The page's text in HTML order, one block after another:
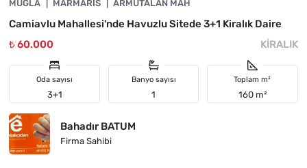
ÖNE ÇIKAN
MUĞLA MARMARIS ARMUTALAN MAH
Camiavlu Mahallesi'nde Havuzlu Sitede 3+1 Kiralık Daire
₺ 60.000
KIRALIK
Oda sayısı
3+1
Banyo sayısı
1
Toplam m²
160 m²
Bahadır BATUM
Firma Sahibi